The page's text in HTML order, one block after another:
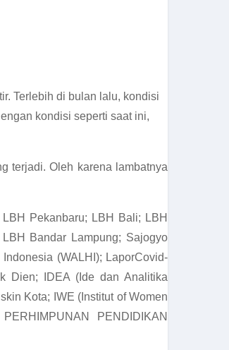
Terlebih di bulan lalu, kondisi
kondisi seperti saat ini,
terjadi. Oleh karena lambatnya
Pekanbaru; LBH Bali; LBH
Bandar Lampung; Sajogyo
(WALHI); LaporCovid-
Dien; IDEA (Ide dan Analitika
Kota; IWE (Institut of Women
PENDIDIKAN